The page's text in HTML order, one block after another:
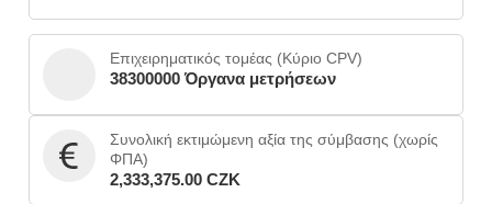
Επιχειρηματικός τομέας (Κύριο CPV)
38300000 Όργανα μετρήσεων
Συνολική εκτιμώμενη αξία της σύμβασης (χωρίς
ΦΠΑ)
2,333,375.00 CZK